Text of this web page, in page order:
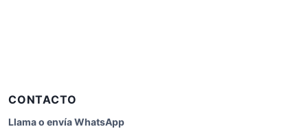
CONTACTO
Llama o envía WhatsApp